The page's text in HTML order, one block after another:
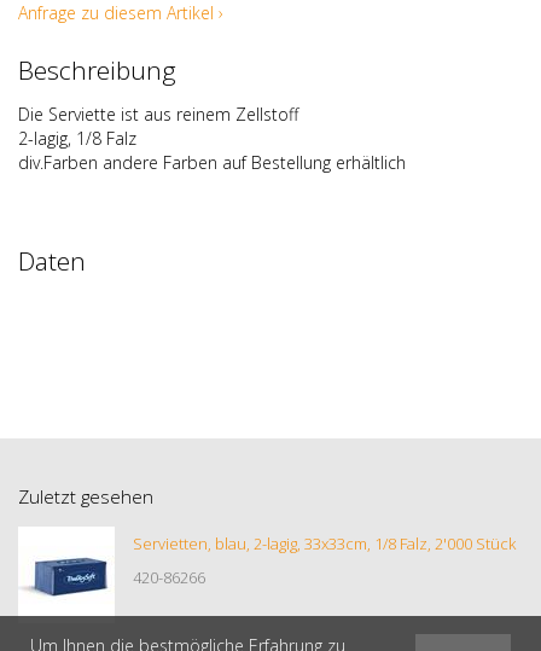
Anfrage zu diesem Artikel ›
Beschreibung
Die Serviette ist aus reinem Zellstoff
2-lagig, 1/8 Falz
div.Farben andere Farben auf Bestellung erhältlich
Daten
Zuletzt gesehen
Servietten, blau, 2-lagig, 33x33cm, 1/8 Falz, 2'000 Stück
420-86266
Um Ihnen die bestmögliche Erfahrung zu